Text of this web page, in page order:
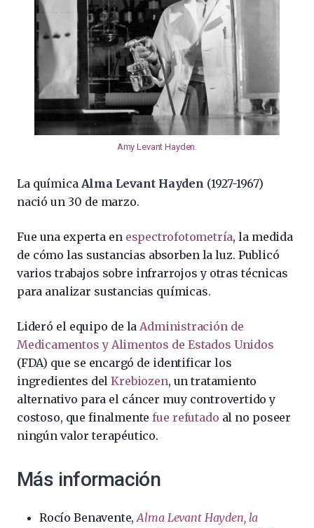
Amy Levant Hayden.
La química Alma Levant Hayden (1927-1967)
nació un 30 de marzo.
Fue una experta en espectrofotometría, la medida
de cómo las sustancias absorben la luz. Publicó
varios trabajos sobre infrarrojos y otras técnicas
para analizar sustancias químicas.
Lideró el equipo de laAdministración de
Medicamentos y Alimentos de Estados Unidos
(FDA) que se encargó de identificar los
ingredientes delKrebiozen, un tratamiento
alternativo para el cáncer muy controvertido y
costoso, que finalmentefue refutado al no poseer
ningún valor terapéutico. ​
Más información
Rocío Benavente,Alma Levant Hayden, la